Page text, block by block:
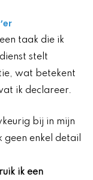
taak die ik
stelt
wat betekent
ik declareer.
bij in mijn
enkel detail
ik een